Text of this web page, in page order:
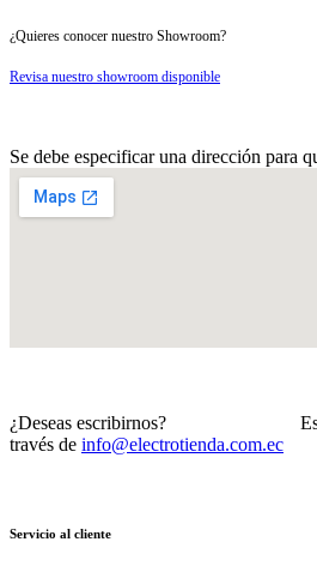
¿Quieres conocer nuestro Showroom?
Revisa nuestro showroom disponible
Se debe especificar una dirección para
¿Deseas escribirnos?
través de info@electrotienda.com.ec
Servicio al cliente